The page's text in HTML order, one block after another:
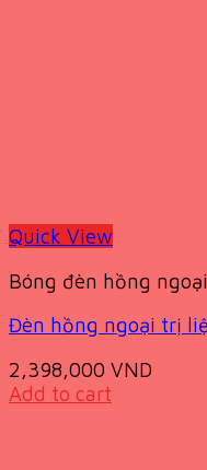
Quick View
Bóng đèn hồng ngoại
Đèn hồng ngoại trị
2,398,000 VND
Add to cart